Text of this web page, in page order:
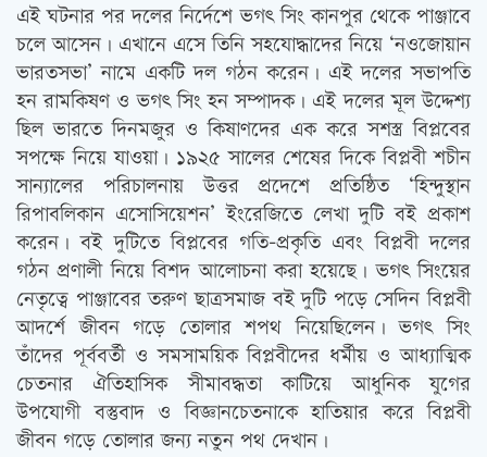
এই ঘটনার পর দলের নির্দেশে ভগৎ সিং কানপুর থেকে পাঞ্জাবে
চলে আসেন। এখানে এসে তিনি সহযোদ্ধাদের নিয়ে ‘নওজোয়ান
ভারতসভা’ নামে একটি দল গঠন করেন। এই দলের সভাপতি
হন রামকিষণ ও ভগৎ সিং হন সম্পাদক। এই দলের মূল উদ্দেশ্য
ছিল ভারতে দিনমজুর ও কিষাণদের এক করে সশস্ত্র বিপ্লবের
সপক্ষে নিয়ে যাওয়া। ১৯২৫ সালের শেষের দিকে বিপ্লবী শচীন
সান্যালের পরিচালনায় উত্তর প্রদেশে প্রতিষ্ঠিত ‘হিন্দুস্থান
রিপাবলিকান এসোসিয়েশন’ ইংরেজিতে লেখা দুটি বই প্রকাশ
করেন। বই দুটিতে বিপ্লবের গতি-প্রকৃতি এবং বিপ্লবী দলের
গঠন প্রণালী নিয়ে বিশদ আলোচনা করা হয়েছে। ভগৎ সিংয়ের
নেতৃত্বে পাঞ্জাবের তরুণ ছাত্রসমাজ বই দুটি পড়ে সেদিন বিপ্লবী
আদর্শে জীবন গড়ে তোলার শপথ নিয়েছিলেন। ভগৎ সিং
তাঁদের পূর্ববর্তী ও সমসাময়িক বিপ্লবীদের ধর্মীয় ও আধ্যাত্মিক
চেতনার ঐতিহাসিক সীমাবদ্ধতা কাটিয়ে আধুনিক যুগের
উপযোগী বস্তুবাদ ও বিজ্ঞানচেতনাকে হাতিয়ার করে বিপ্লবী
জীবন গড়ে তোলার জন্য নতুন পথ দেখান।